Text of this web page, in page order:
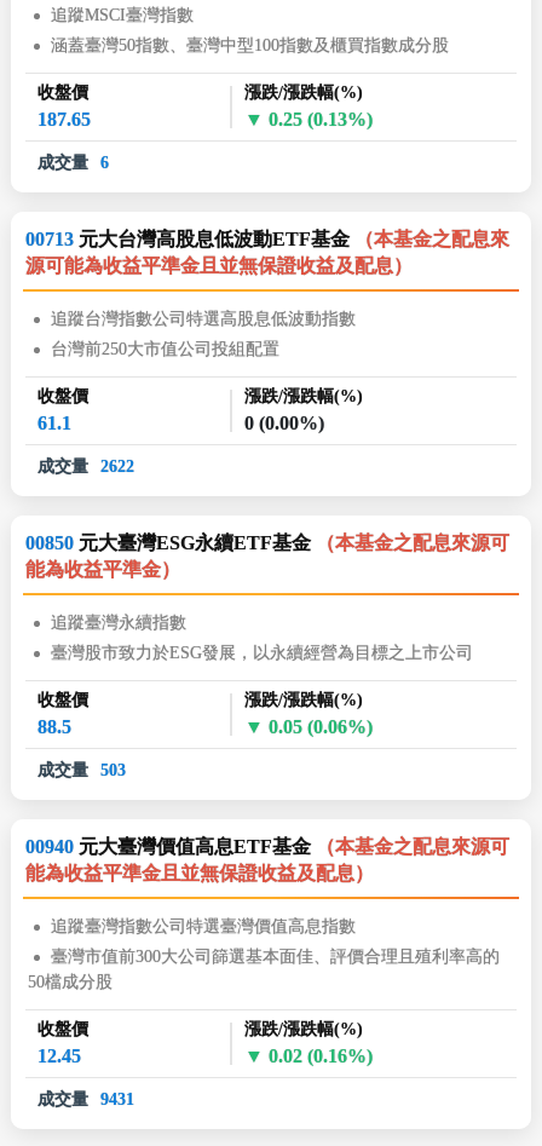
追蹤MSCI臺灣指數
涵蓋臺灣50指數、臺灣中型100指數及櫃買指數成分股
收盤價
187.65
漲跌/漲跌幅(%)
0.25(0.13%)
成交量 6
00713 元大台灣高股息低波動ETF基金
（本基金之配息來
源可能為收益平準金且並無保證收益及配息）
追蹤台灣指數公司特選高股息低波動指數
台灣前250大市值公司投組配置
收盤價
61.1
漲跌/漲跌幅(%)
0(0.00%)
成交量 2622
00850 元大臺灣ESG永續ETF基金
（本基金之配息來源可
能為收益平準金）
追蹤臺灣永續指數
臺灣股市致力於ESG發展，以永續經營為目標之上市公司
收盤價
88.5
漲跌/漲跌幅(%)
0.05(0.06%)
成交量 503
00940 元大臺灣價值高息ETF基金
（本基金之配息來源可
能為收益平準金且並無保證收益及配息）
追蹤臺灣指數公司特選臺灣價值高息指數
臺灣市值前300大公司篩選基本面佳、評價合理且殖利率高的
50檔成分股
收盤價
12.45
漲跌/漲跌幅(%)
0.02(0.16%)
成交量 9431